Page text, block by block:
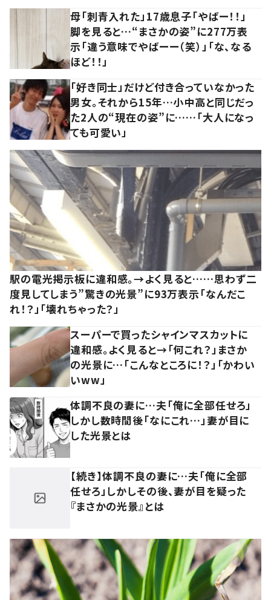
母「刺青入れた」17歳息子「やばー！！」
脚を見ると…“まさかの姿”に277万表
示「違う意味でやばーー（笑）」「な、なる
ほど！！」
「好き同士」だけど付き合っていなかった
男女。それから15年…小中高と同じだっ
た2人の“現在の姿”に……「大人になっ
ても可愛い」
駅の電光掲示板に違和感。→よく見ると……思わず二
度見してしまう”驚きの光景”に93万表示「なんだこ
れ！？」「壊れちゃった？」
スーパーで買ったシャインマスカットに
違和感。よく見ると→「何これ？」まさか
の光景に…「こんなところに！？」「かわい
いww」
体調不良の妻に…夫「俺に全部任せろ」
しかし数時間後「なにこれ…」妻が目に
した光景とは
【続き】体調不良の妻に…夫「俺に全部
任せろ」しかしその後、妻が目を疑った
『まさかの光景』とは